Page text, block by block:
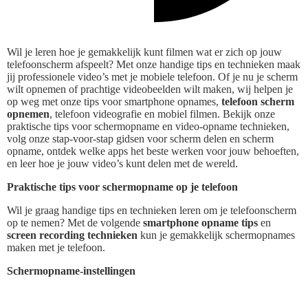
Wil je leren hoe je gemakkelijk kunt filmen wat er zich op jouw
telefoonscherm afspeelt? Met onze handige tips en technieken maak
jij professionele video’s met je mobiele telefoon. Of je nu je scherm
wilt opnemen of prachtige videobeelden wilt maken, wij helpen je
op weg met onze tips voor smartphone opnames, telefoon scherm
opnemen, telefoon videografie en mobiel filmen. Bekijk onze
praktische tips voor schermopname en video-opname technieken,
volg onze stap-voor-stap gidsen voor scherm delen en scherm
opname, ontdek welke apps het beste werken voor jouw behoeften,
en leer hoe je jouw video’s kunt delen met de wereld.
Praktische tips voor schermopname op je telefoon
Wil je graag handige tips en technieken leren om je telefoonscherm
op te nemen? Met de volgende smartphone opname tips en
screen recording technieken kun je gemakkelijk schermopnames
maken met je telefoon.
Schermopname-instellingen